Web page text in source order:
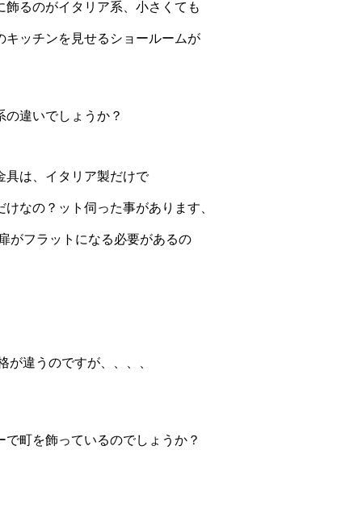
るのがイタリア系、小さくても
ッチンを見せるショールームが
違いでしょうか？
具は、イタリア製だけで
なの？ット伺った事があります、
がフラットになる必要があるの
違うのですが、、、、
町を飾っているのでしょうか？